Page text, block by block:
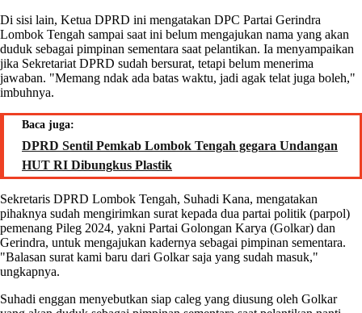
Di sisi lain, Ketua DPRD ini mengatakan DPC Partai Gerindra
Lombok Tengah sampai saat ini belum mengajukan nama yang akan
duduk sebagai pimpinan sementara saat pelantikan. Ia menyampaikan
jika Sekretariat DPRD sudah bersurat, tetapi belum menerima
jawaban. "Memang ndak ada batas waktu, jadi agak telat juga boleh,"
imbuhnya.
Baca juga:
DPRD Sentil Pemkab Lombok Tengah gegara Undangan
HUT RI Dibungkus Plastik
Sekretaris DPRD Lombok Tengah, Suhadi Kana, mengatakan
pihaknya sudah mengirimkan surat kepada dua partai politik (parpol)
pemenang Pileg 2024, yakni Partai Golongan Karya (Golkar) dan
Gerindra, untuk mengajukan kadernya sebagai pimpinan sementara.
"Balasan surat kami baru dari Golkar saja yang sudah masuk,"
ungkapnya.
Suhadi enggan menyebutkan siap caleg yang diusung oleh Golkar